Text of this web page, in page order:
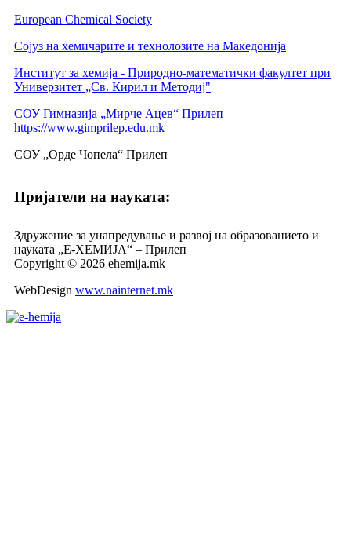
European Chemical Society
Сојуз на хемичарите и технолозите на Македонија
Институт за хемија - Природно-математички факултет при
Универзитет „Св. Кирил и Методиј"
СОУ Гимназија „Мирче Ацев“ Прилеп
https://www.gimprilep.edu.mk
СОУ „Орде Чопела“ Прилеп
Пријатели на науката:
Здружение за унапредување и развој на образованието и
науката „Е-ХЕМИЈА“ – Прилеп
Copyright © 2026 ehemija.mk
WebDesign www.nainternet.mk